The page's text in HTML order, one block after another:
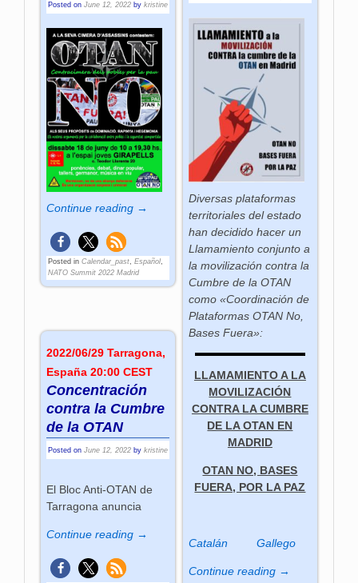
Diversas plataformas
territoriales del estado
han decidido hacer un
Llamamiento conjunto a
la movilización contra la
Cumbre de la OTAN
como «Coordinación de
Plataformas OTAN No,
Bases Fuera»:
LLAMAMIENTO A LA
MOVILIZACIÓN
CONTRA LA CUMBRE
DE LA OTAN EN
MADRID
OTAN NO, BASES
FUERA, POR LA PAZ
Catalán Gallego
Continue reading →
Posted onJune 12, 2022 bykristine
Continue reading →
Posted in Calendar_past,Español,
NATO Summit 2022 Madrid
2022/06/29 Tarragona,
España 20:00 CEST
Concentración
contra la Cumbre
de la OTAN
Posted onJune 12, 2022 bykristine
El Bloc Anti-OTAN de
Tarragona anuncia
Continue reading →